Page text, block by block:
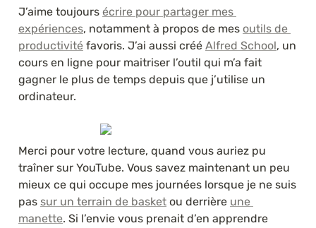
J’aime toujours écrire pour partager mes
expériences, notamment à propos de mes outils de
productivité favoris. J’ai aussi créé Alfred School, un
cours en ligne pour maitriser l’outil qui m’a fait
gagner le plus de temps depuis que j’utilise un
ordinateur.
Merci pour votre lecture, quand vous auriez pu
traîner sur YouTube. Vous savez maintenant un peu
mieux ce qui occupe mes journées lorsque je ne suis
pas sur un terrain de basket ou derrière une
manette. Si l’envie vous prenait d’en apprendre